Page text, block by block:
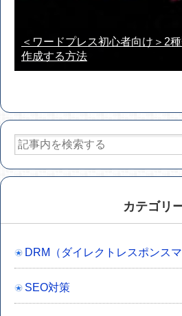
＜ワードプレス初心者向け＞2
作成する方法
カテゴリ
DRM（ダイレクトレスポンスマ
SEO対策